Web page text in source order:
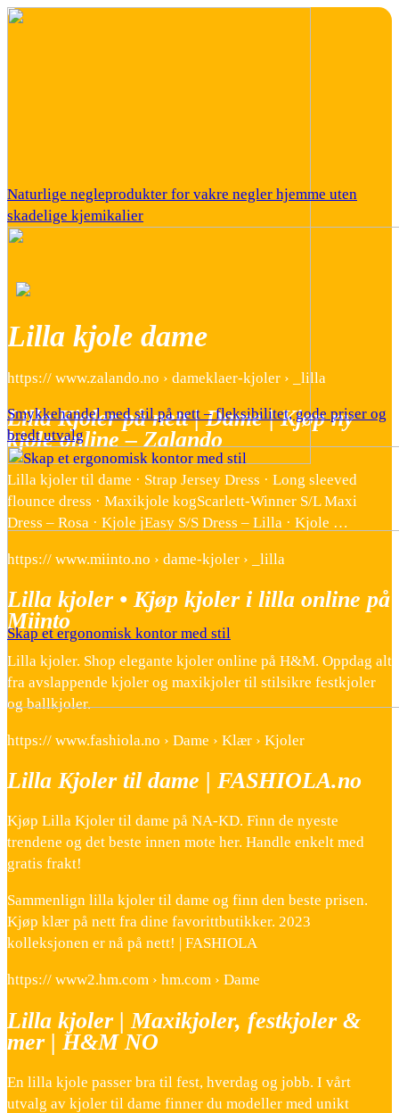
Naturlige negleprodukter for vakre negler hjemme uten
skadelige kjemikalier
Smykkehandel med stil på nett – fleksibilitet, gode priser og
bredt utvalg
Skap et ergonomisk kontor med stil
Lilla kjole dame
https:// www.zalando.no › dameklaer-kjoler › _lilla
Lilla Kjoler på nett | Dame | Kjøp ny
kjole online – Zalando
Lilla kjoler til dame · Strap Jersey Dress · Long sleeved
flounce dress · Maxikjole kogScarlett-Winner S/L Maxi
Dress – Rosa · Kjole jEasy S/S Dress – Lilla · Kjole …
https:// www.miinto.no › dame-kjoler › _lilla
Lilla kjoler • Kjøp kjoler i lilla online på
Miinto
Lilla kjoler. Shop elegante kjoler online på H&M. Oppdag alt
fra avslappende kjoler og maxikjoler til stilsikre festkjoler
og ballkjoler.
https:// www.fashiola.no › Dame › Klær › Kjoler
Lilla Kjoler til dame | FASHIOLA.no
Kjøp Lilla Kjoler til dame på NA-KD. Finn de nyeste
trendene og det beste innen mote her. Handle enkelt med
gratis frakt!
Sammenlign lilla kjoler til dame og finn den beste prisen.
Kjøp klær på nett fra dine favorittbutikker. 2023
kolleksjonen er nå på nett! | FASHIOLA
https:// www2.hm.com › hm.com › Dame
Lilla kjoler | Maxikjoler, festkjoler &
mer | H&M NO
En lilla kjole passer bra til fest, hverdag og jobb. I vårt
utvalg av kjoler til dame finner du modeller med unikt